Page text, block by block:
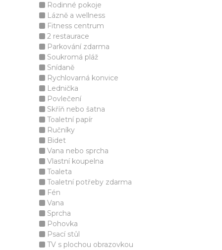
Rodinné pokoje
Lázně a wellness
Fitness centrum
2 restaurace
Parkování zdarma
Soukromá pláž
Snídaně
Rychlovarná konvice
Lednička
Povlečení
Skříň nebo šatna
Toaletní papír
Ručníky
Bidet
Vana nebo sprcha
Vlastní koupelna
Toaleta
Toaletní potřeby zdarma
Fén
Vana
Sprcha
Pohovka
Psací stůl
TV s plochou obrazovkou